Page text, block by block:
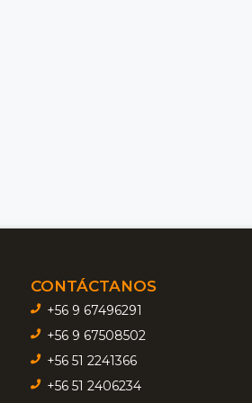
CONTÁCTANOS
+56 9 67496291
+56 9 67508502
+56 51 2241366
+56 51 2406234